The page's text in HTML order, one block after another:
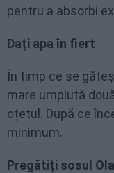
pentru a absorbi
Dați apa în fiert
În timp ce se
mare umplută
oțetul. După ce
minimum.
Pregătiți sosul